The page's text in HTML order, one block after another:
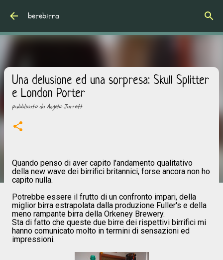
berebirra
Una delusione ed una sorpresa: Skull Splitter
e London Porter
pubblicato daAngelo Jarrett
Quando penso di aver capito l'andamento qualitativo
della new wave dei birrifici britannici, forse ancora non ho
capito nulla.
Potrebbe essere il frutto di un confronto impari, della
miglior birra estrapolata dalla produzione Fuller's e della
meno rampante birra della Orkeney Brewery.
Sta di fatto che queste due birre dei rispettivi birrifici mi
hanno comunicato molto in termini di sensazioni ed
impressioni.